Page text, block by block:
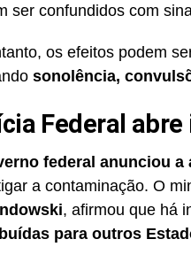
ser confundidos com
os efeitos podem
sonolência,
Federal
federal anunciou a
a contaminação. O
, afirmou que há
para outros